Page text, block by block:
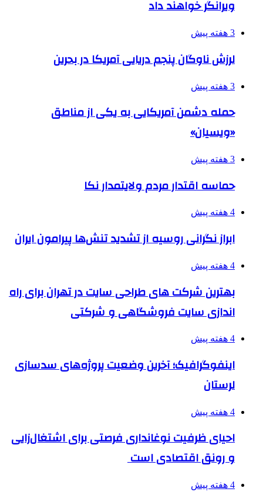
ویرانگر خواهند داد
3 هفته پیش
لرزش ناوگان پنجم دریایی آمریکا در بحرین
3 هفته پیش
حمله دشمن آمریکایی به یکی از مناطق
«ویسیان»
3 هفته پیش
حماسه اقتدار مردم ولایتمدار نکا
4 هفته پیش
ابراز نگرانی روسیه از تشدید تنش‌ها پیرامون ایران
4 هفته پیش
بهترین شرکت های طراحی سایت در تهران برای راه
اندازی سایت فروشگاهی و شرکتی
4 هفته پیش
اینفوگرافیک؛ آخرین وضعیت پروژه‌های سدسازی
لرستان
4 هفته پیش
احیای ظرفیت نوغانداری فرصتی برای اشتغال‌زایی
و رونق اقتصادی است
4 هفته پیش